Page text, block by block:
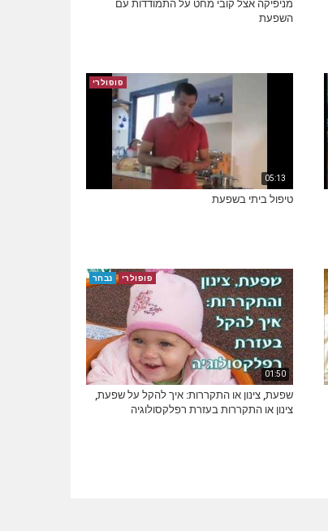
מניפיקה אצל קובי מחט על התמודדות עם
השפעת
05:13
פופולרי
טיפול ביתי בשפעת
01:50
פופולרי נבחר
שפעת, צינון או התקררות: איך להקל על שפעת,
צינון או התקררות בעזרת רפלקסולוגיה